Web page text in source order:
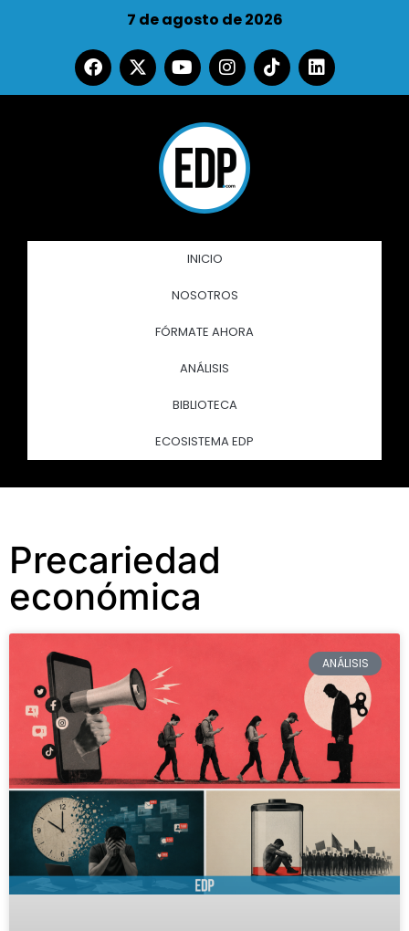
7 de agosto de 2026
INICIO
NOSOTROS
FÓRMATE AHORA
ANÁLISIS
BIBLIOTECA
ECOSISTEMA EDP
Precariedad
económica
ANÁLISIS